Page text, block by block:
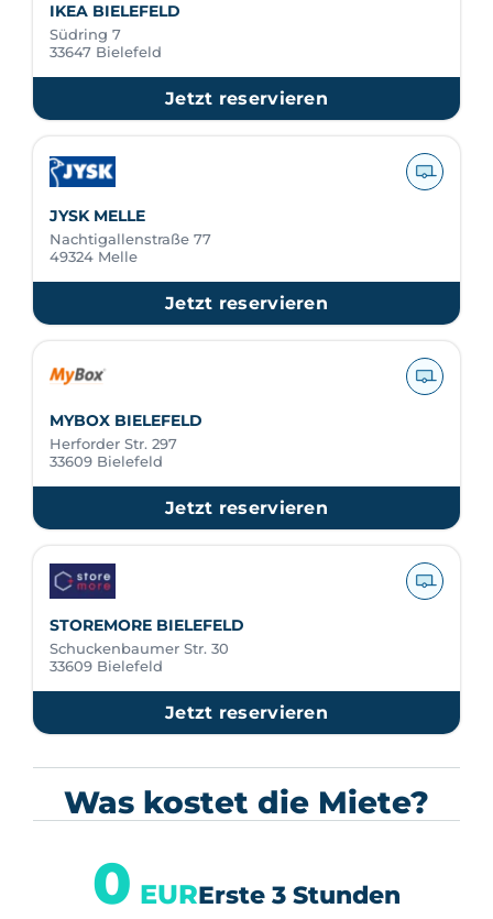
IKEA BIELEFELD
Südring 7
33647 Bielefeld
Jetzt reservieren
JYSK MELLE
Nachtigallenstraße 77
49324 Melle
Jetzt reservieren
MYBOX BIELEFELD
Herforder Str. 297
33609 Bielefeld
Jetzt reservieren
STOREMORE BIELEFELD
Schuckenbaumer Str. 30
33609 Bielefeld
Jetzt reservieren
Was kostet die Miete?
0 EURErste 3 Stunden